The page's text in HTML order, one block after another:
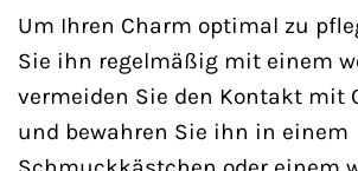
Um Ihren Charm optimal zu
Sie ihn regelmäßig mit einem
vermeiden Sie den Kontakt mit
und bewahren Sie ihn in einem